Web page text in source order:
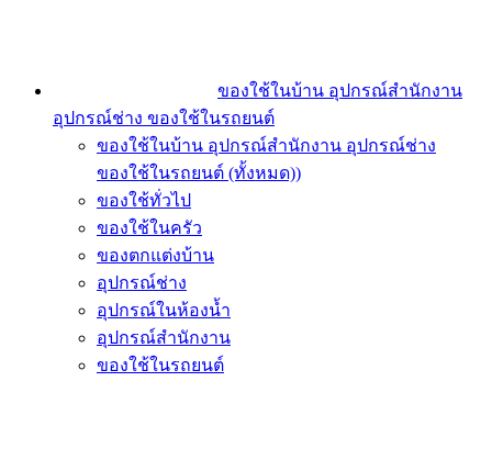
ของใช้ในบ้าน อุปกรณ์สำนักงาน
อุปกรณ์ช่าง ของใช้ในรถยนต์
ของใช้ในบ้าน อุปกรณ์สำนักงาน อุปกรณ์ช่าง
ของใช้ในรถยนต์ (ทั้งหมด))
ของใช้ทั่วไป
ของใช้ในครัว
ของตกแต่งบ้าน
อุปกรณ์ช่าง
อุปกรณ์ในห้องน้ำ
อุปกรณ์สำนักงาน
ของใช้ในรถยนต์